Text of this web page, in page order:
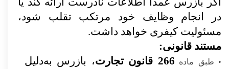
در انجام وظایف خود مرتکب تقلب شود،
مسئولیت کیفری خواهد داشت.
مستند قانونی:
• طبق ماده 266 قانون تجارت
، بازرس به‌دلیل